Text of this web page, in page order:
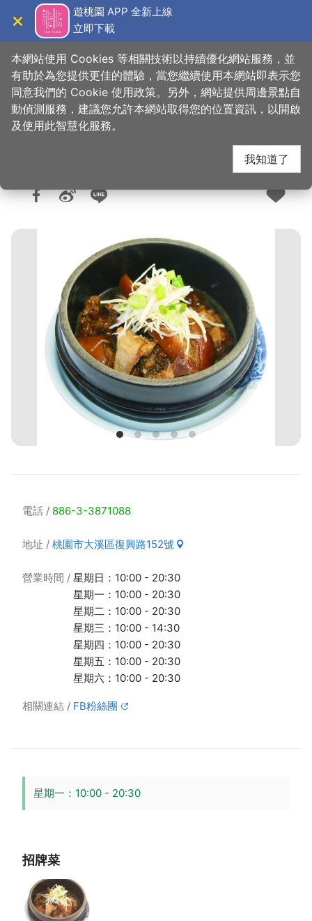
主
遊桃園 APP 全新上線
立即下載
首頁 > 想去的地方 > 美食、購物 > 美食快搜
大溪紅樓懷舊餐廳
人氣：1.2萬
電話 886-3-3871088
地址 桃園市大溪區復興路152號
營業時間
星期日：10:00 - 20:30
星期一：10:00 - 20:30
星期二：10:00 - 20:30
星期三：10:00 - 14:30
星期四：10:00 - 20:30
星期五：10:00 - 20:30
星期六：10:00 - 20:30
相關連結 FB粉絲團
星期一：10:00 - 20:30
招牌菜
本網站使用 Cookies 等相關技術以持續優化網站服務，並
有助於為您提供更佳的體驗，當您繼續使用本網站即表示您
同意我們的 Cookie 使用政策。另外，網站提供周邊景點自
動偵測服務，建議您允許本網站取得您的位置資訊，以開啟
及使用此智慧化服務。
我知道了